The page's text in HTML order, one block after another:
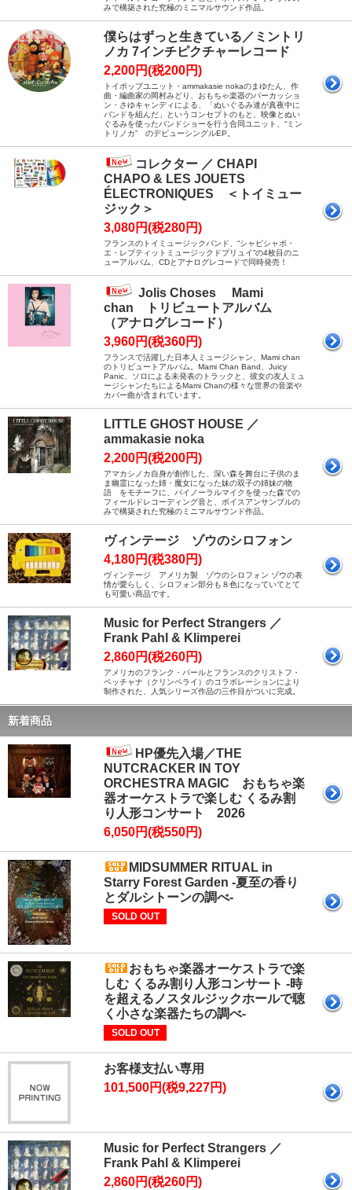
みで構築された究極のミニマルサウンド作品。
僕らはずっと生きている／ミントリ
ノカ 7インチピクチャーレコード
2,200円(税200円)
トイポップユニット・ammakasie nokaのまゆたん、作
曲・編曲家の岡村みどり、おもちゃ楽器のパーカッショ
ン・さゆキャンディによる、「ぬいぐるみ達が真夜中に
バンドを組んだ」というコンセプトのもと、映像とぬい
ぐるみを使ったバンドショーを行う合同ユニット、“ミン
トリノカ” のデビューシングルEP。
コレクター ／ CHAPI
CHAPO & LES JOUETS
ÉLECTRONIQUES ＜トイミュー
ジック＞
3,080円(税280円)
フランスのトイミュージックバンド、“シャピシャポ・
エ・レプティットミュージックドプリュイ”の4枚目のニ
ューアルバム、CDとアナログレコードで同時発売！
Jolis Choses Mami
chan トリビュートアルバム
（アナログレコード）
3,960円(税360円)
フランスで活躍した日本人ミュージシャン、Mami chan
のトリビュートアルバム。Mami Chan Band、Juicy
Panic、ソロによる未発表のトラックと、彼女の友人ミュ
ージシャンたちによるMami Chanの様々な世界の音楽や
カバー曲が含まれています。
LITTLE GHOST HOUSE ／
ammakasie noka
2,200円(税200円)
アマカシノカ自身が創作した、深い森を舞台に子供のま
ま幽霊になった姉・魔女になった妹の双子の姉妹の物
語 をモチーフに、バイノーラルマイクを使った森での
フィールドレコーディング音と、ボイスアンサンブルの
みで構築された究極のミニマルサウンド作品。
ヴィンテージ ゾウのシロフォン
4,180円(税380円)
ヴィンテージ アメリカ製 ゾウのシロフォン ゾウの表
情が愛らしく、シロフォン部分も８色になっていてとて
も可愛い商品です。
Music for Perfect Strangers ／
Frank Pahl & Klimperei
2,860円(税260円)
アメリカのフランク・パールとフランスのクリストフ・
ペッチャナ（クリンペライ）のコラボレーションにより
制作された、人気シリーズ作品の三作目がついに完成。
新着商品
HP優先入場／THE
NUTCRACKER IN TOY
ORCHESTRA MAGIC おもちゃ楽
器オーケストラで楽しむ くるみ割
り人形コンサート 2026
6,050円(税550円)
MIDSUMMER RITUAL in
Starry Forest Garden -夏至の香り
とダルシトーンの調べ-
SOLD OUT
おもちゃ楽器オーケストラで楽
しむ くるみ割り人形コンサート -時
を超えるノスタルジックホールで聴
く小さな楽器たちの調べ-
SOLD OUT
お客様支払い専用
101,500円(税9,227円)
Music for Perfect Strangers ／
Frank Pahl & Klimperei
2,860円(税260円)